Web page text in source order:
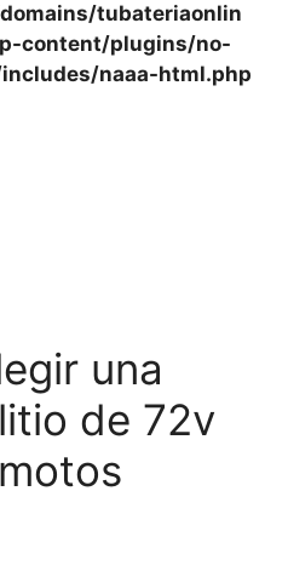
tubateriaonlin
content/plugins/no-
naaa-html.php
una
de 72v